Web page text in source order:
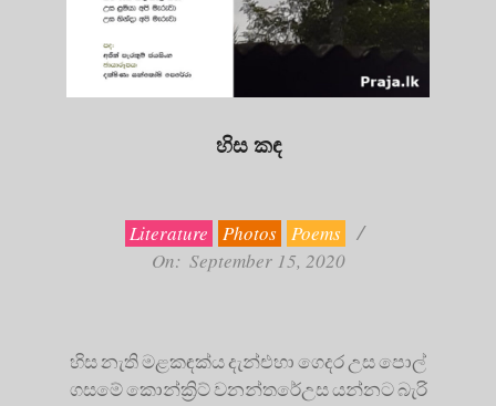
හිස කඳ
Literature Photos Poems
On: September 15, 2020
හිස නැති මළකඳක්ය දැන්එහා ගෙදර උස පොල්
ගසමේ කොන්ක්‍රිට් වනන්තරේඋස යන්නට බැරි